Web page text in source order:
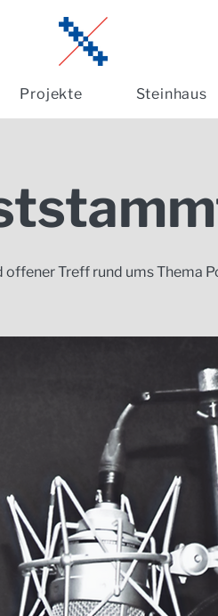
Projekte Steinhaus
offener Treff rund ums Thema